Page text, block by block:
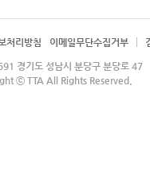
처리방침 이메일무단수집거부
경기도 성남시 분당구 분당로
ⓒ TTA All Rights Reserved.